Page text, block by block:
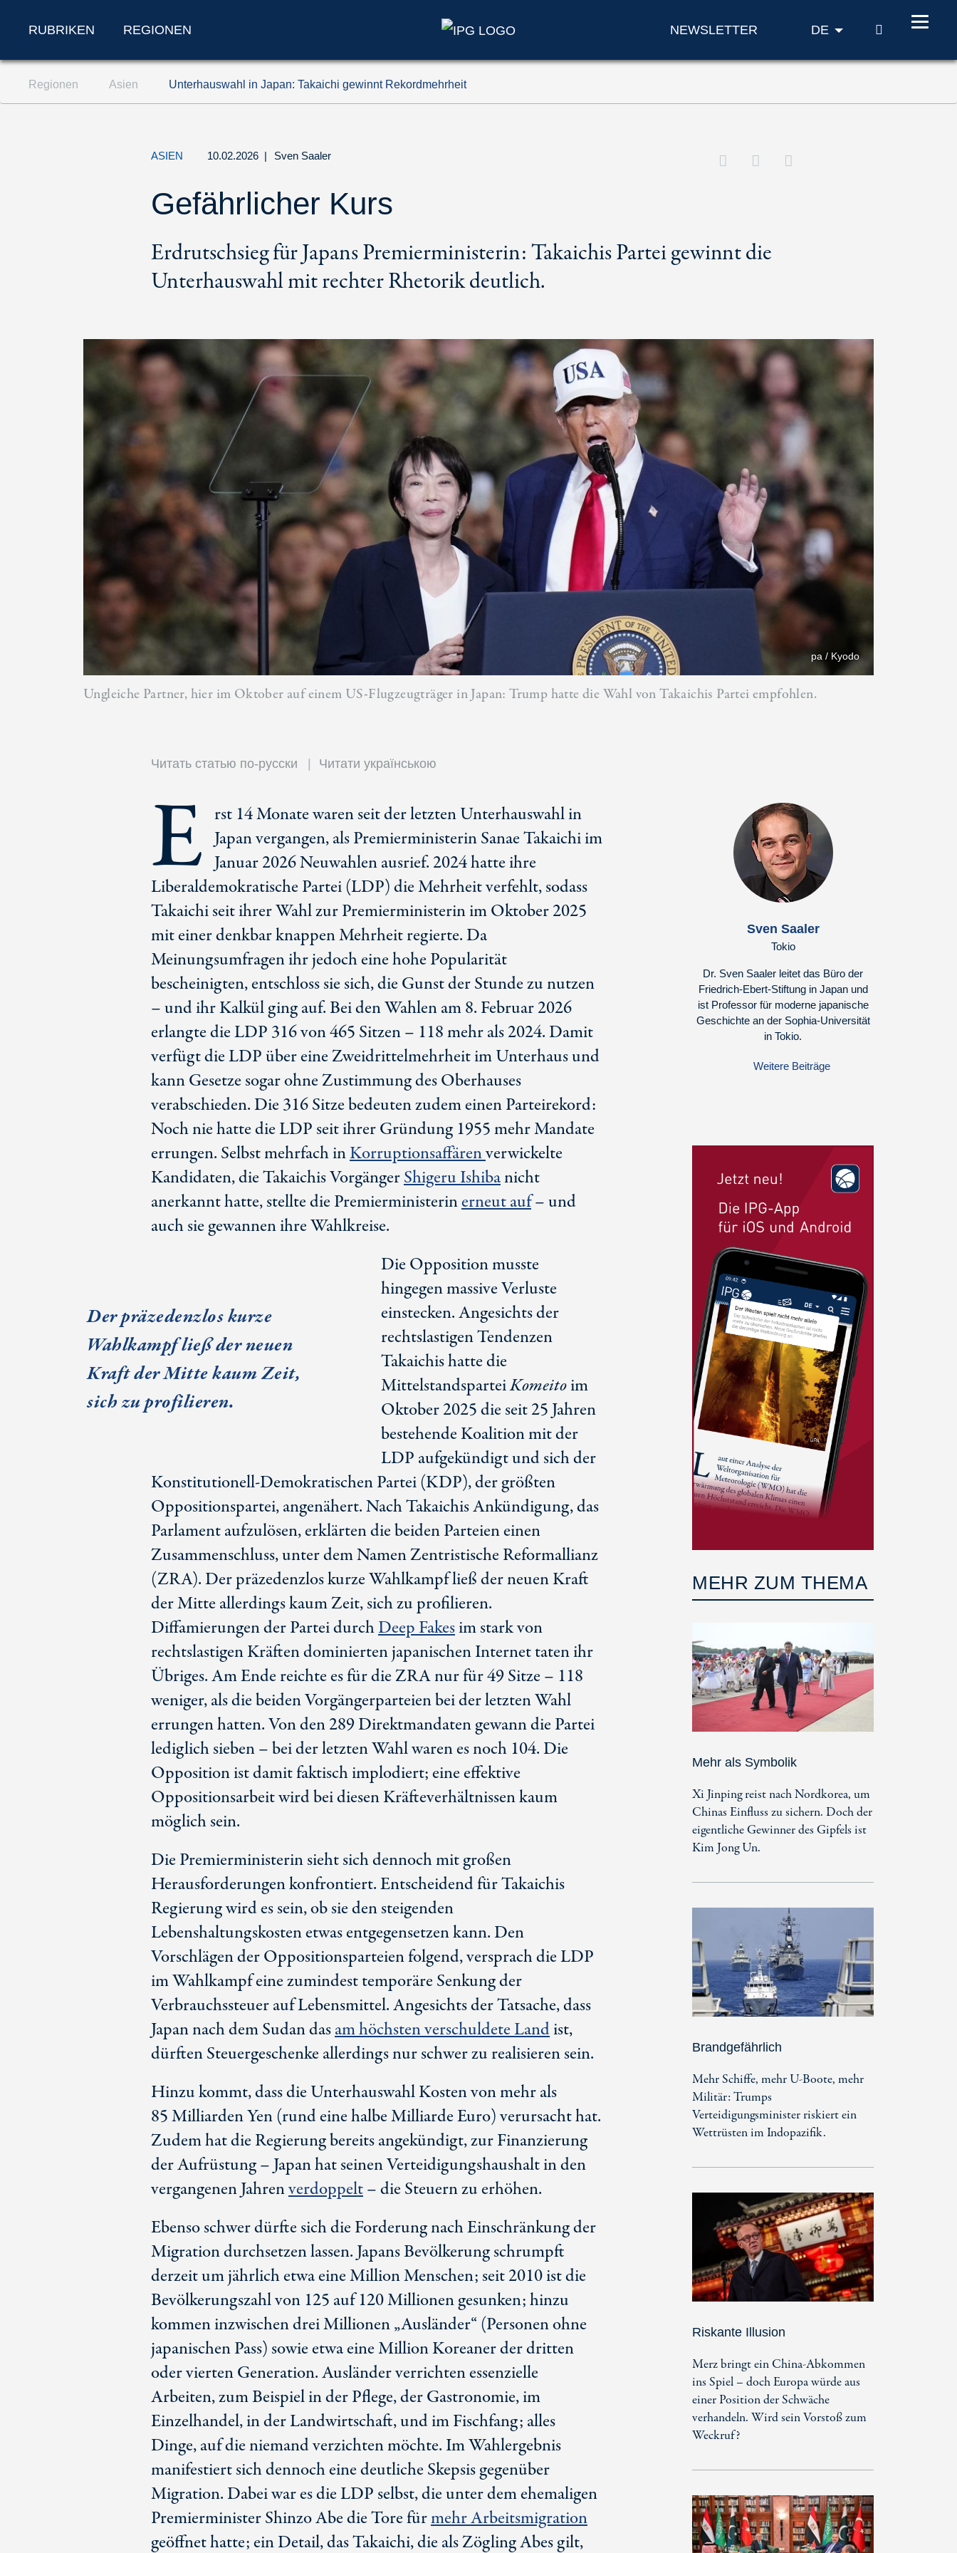
Zum Inhalt springen (Accesskey '1')
Zur Suche springen (Accesskey '2')
RUBRIKEN REGIONEN NEWSLETTER DE SUCHE
Regionen Asien Unterhauswahl in Japan: Takaichi gewinnt Rekordmehrheit
ASIEN 10.02.2026 | Sven Saaler
Gefährlicher Kurs
Erdrutschsieg für Japans Premierministerin: Takaichis Partei gewinnt die
Unterhauswahl mit rechter Rhetorik deutlich.
pa / Kyodo
Ungleiche Partner, hier im Oktober auf einem US-Flugzeugträger in Japan: Trump hatte die Wahl von Takaichis Partei empfohlen.
Читать статью по-русски Читати українською
E rst 14 Monate waren seit der letzten Unterhauswahl in
Japan vergangen, als Premierministerin Sanae Takaichi im
Januar 2026 Neuwahlen ausrief. 2024 hatte ihre
Liberaldemokratische Partei (LDP) die Mehrheit verfehlt, sodass
Takaichi seit ihrer Wahl zur Premierministerin im Oktober 2025
mit einer denkbar knappen Mehrheit regierte. Da
Meinungsumfragen ihr jedoch eine hohe Popularität
bescheinigten, entschloss sie sich, die Gunst der Stunde zu nutzen
– und ihr Kalkül ging auf. Bei den Wahlen am 8. Februar 2026
erlangte die LDP 316 von465 Sitzen – 118 mehr als 2024. Damit
verfügt die LDP über eine Zweidrittelmehrheit im Unterhaus und
kann Gesetze sogar ohne Zustimmung des Oberhauses
verabschieden. Die 316 Sitze bedeuten zudem einen Parteirekord:
Noch nie hatte die LDP seit ihrer Gründung 1955 mehr Mandate
errungen. Selbst mehrfach inKorruptionsaffärenverwickelte
Kandidaten, die Takaichis VorgängerShigeru Ishibanicht
anerkannt hatte, stellte die Premierministerinerneut auf– und
auch sie gewannen ihre Wahlkreise.
Der präzedenzlos kurze
Wahlkampf ließ der neuen
Kraft der Mitte kaum Zeit,
sich zu profilieren.
Die Opposition musste
hingegen massive Verluste
einstecken. Angesichts der
rechtslastigen Tendenzen
Takaichis hatte die
MittelstandsparteiKomeitoim
Oktober 2025 die seit 25 Jahren
bestehende Koalition mit der
LDP aufgekündigt und sich der
Konstitutionell-Demokratischen Partei (KDP), der größten
Oppositionspartei, angenähert. Nach Takaichis Ankündigung, das
Parlament aufzulösen, erklärten die beiden Parteien einen
Zusammenschluss, unter dem Namen Zentristische Reformallianz
(ZRA). Der präzedenzlos kurze Wahlkampf ließ der neuen Kraft
der Mitte allerdings kaum Zeit, sich zu profilieren.
Diffamierungen der Partei durchDeep Fakesim stark von
rechtslastigen Kräften dominierten japanischen Internet taten ihr
Übriges. Am Ende reichte es für die ZRA nur für 49 Sitze – 118
weniger, als die beiden Vorgängerparteien bei der letzten Wahl
errungen hatten. Von den 289 Direktmandaten gewann die Partei
lediglich sieben – bei der letzten Wahl waren es noch 104. Die
Opposition ist damit faktisch implodiert; eine effektive
Oppositionsarbeit wird bei diesen Kräfteverhältnissen kaum
möglich sein.
Die Premierministerin sieht sich dennoch mit großen
Herausforderungen konfrontiert. Entscheidend für Takaichis
Regierung wird es sein, ob sie den steigenden
Lebenshaltungskosten etwas entgegensetzen kann. Den
Vorschlägen der Oppositionsparteien folgend, versprach die LDP
im Wahlkampf eine zumindest temporäre Senkung der
Verbrauchssteuer auf Lebensmittel. Angesichts der Tatsache, dass
Japan nach dem Sudan dasam höchsten verschuldete Landist,
dürften Steuergeschenke allerdings nur schwer zu realisieren sein.
Hinzu kommt, dass die Unterhauswahl Kosten von mehr als
85 Milliarden Yen (rund eine halbe Milliarde Euro) verursacht hat.
Zudem hat die Regierung bereits angekündigt, zur Finanzierung
der Aufrüstung – Japan hat seinen Verteidigungshaushalt in den
vergangenen Jahrenverdoppelt– die Steuern zu erhöhen.
Ebenso schwer dürfte sich die Forderung nach Einschränkung der
Migration durchsetzen lassen. Japans Bevölkerung schrumpft
derzeit um jährlich etwa eine Million Menschen; seit 2010 ist die
Bevölkerungszahl von 125 auf 120 Millionen gesunken; hinzu
kommen inzwischen drei Millionen „Ausländer“ (Personen ohne
japanischen Pass) sowie etwa eine Million Koreaner der dritten
oder vierten Generation. Ausländer verrichten essenzielle
Arbeiten, zum Beispiel in der Pflege, der Gastronomie, im
Einzelhandel, in der Landwirtschaft, und im Fischfang; alles
Dinge, auf die niemand verzichten möchte. Im Wahlergebnis
manifestiert sich dennoch eine deutliche Skepsis gegenüber
Migration. Dabei war es die LDP selbst, die unter dem ehemaligen
Premierminister Shinzo Abe die Tore fürmehr Arbeitsmigration
geöffnet hatte; ein Detail, das Takaichi, die als Zögling Abes gilt,
Sven Saaler
Tokio
Dr. Sven Saaler leitet das Büro der
Friedrich-Ebert-Stiftung in Japan und
ist Professor für moderne japanische
Geschichte an der Sophia-Universität
in Tokio.
Weitere Beiträge
MEHR ZUM THEMA
Mehr als Symbolik
Xi Jinping reist nach Nordkorea, um
Chinas Einfluss zu sichern. Doch der
eigentliche Gewinner des Gipfels ist
Kim Jong Un.
Brandgefährlich
Mehr Schiffe, mehr U-Boote, mehr
Militär: Trumps
Verteidigungsminister riskiert ein
Wettrüsten im Indopazifik.
Riskante Illusion
Merz bringt ein China-Abkommen
ins Spiel – doch Europa würde aus
einer Position der Schwäche
verhandeln. Wird sein Vorstoß zum
Weckruf?